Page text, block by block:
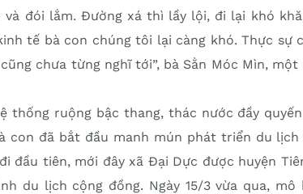
và đói lắm. Đường xá thì lầy lội, đi lại khó
tế bà con chúng tôi lại càng khó. Thực sự
chưa từng nghĩ tới”, bà Sằn Móc Mìn,
thống ruộng bậc thang, thác nước đầy
con đã bắt đầu manh mún phát triển du lịch
đầu tiên, mới đây xã Đại Dực được huyện
du lịch cộng đồng. Ngày 15/3 vừa qua,